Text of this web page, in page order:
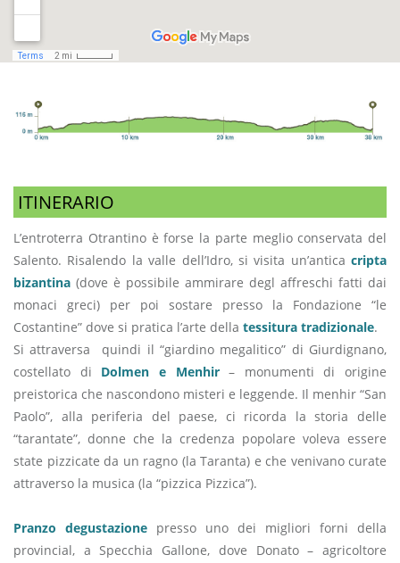
ITINERARIO
L’entroterra Otrantino è forse la parte meglio conservata del
Salento. Risalendo la valle dell’Idro, si visita un’antica cripta
bizantina (dove è possibile ammirare degl affreschi fatti dai
monaci greci) per poi sostare presso la Fondazione “le
Costantine” dove si pratica l’arte della tessitura tradizionale.
Si attraversa quindi il “giardino megalitico” di Giurdignano,
costellato di Dolmen e Menhir– monumenti di origine
preistorica che nascondono misteri e leggende. Il menhir “San
Paolo”, alla periferia del paese, ci ricorda la storia delle
“tarantate”, donne che la credenza popolare voleva essere
state pizzicate da un ragno (la Taranta) e che venivano curate
attraverso la musica (la “pizzica Pizzica”).
Pranzo degustazione presso uno dei migliori forni della
provincial, a Specchia Gallone, dove Donato – agricoltore